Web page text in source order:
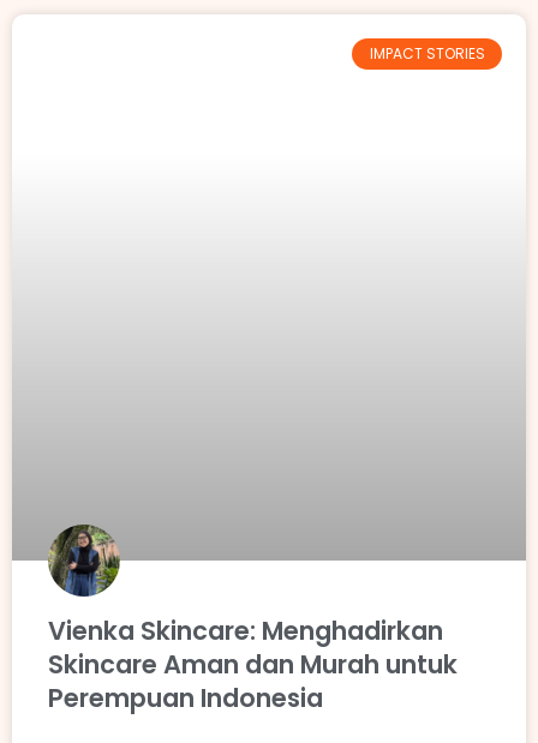
IMPACT STORIES
Vienka Skincare: Menghadirkan
Skincare Aman dan Murah untuk
Perempuan Indonesia